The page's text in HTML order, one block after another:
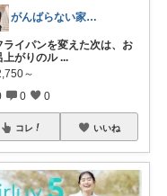
がんばらない家事・育児グッズROOM
ライパンを変えた次は、お
上がりのル ...
～
0 0
コレ いいね